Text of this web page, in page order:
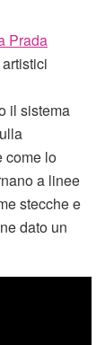
Prada
il sistema
come lo
a linee
stecche e
dato un